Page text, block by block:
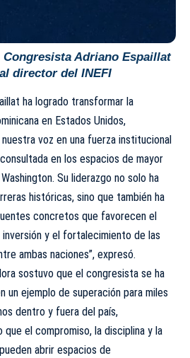
Congresista Adriano Espaillat
director del INEFI
ha logrado transformar la
en Estados Unidos,
voz en una fuerza institucional
en los espacios de mayor
Su liderazgo no solo ha
históricas, sino que también ha
concretos que favorecen el
inversión y el fortalecimiento de las
ambas naciones”, expresó.
sostuvo que el congresista se ha
un ejemplo de superación para miles
dentro y fuera del país,
que el compromiso, la disciplina y la
abrir espacios de